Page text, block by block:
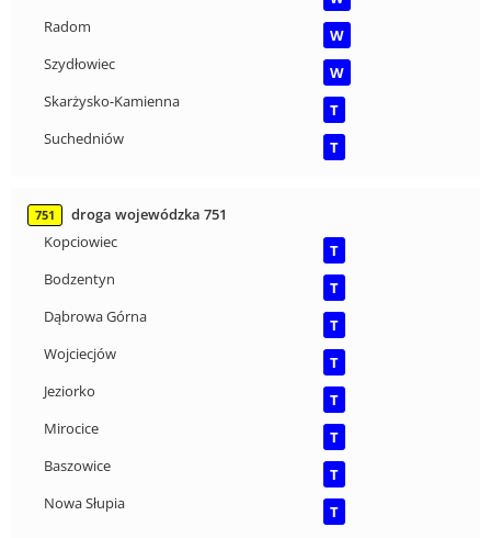
Radom
W
Szydłowiec
W
Skarżysko-Kamienna
T
Suchedniów
T
751
droga wojewódzka 751
Kopciowiec
T
Bodzentyn
T
Dąbrowa Górna
T
Wojciecjów
T
Jeziorko
T
Mirocice
T
Baszowice
T
Nowa Słupia
T